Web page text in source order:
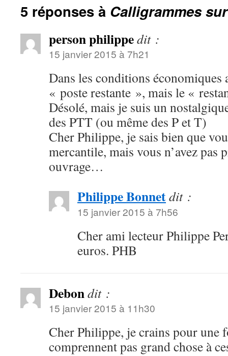
5 réponses à Calligrammes
person philippedit :
15 janvier 2015 à 7h21
Dans les conditions économiques
« poste restante », mais le «
Désolé, mais je suis un
des PTT (ou même des P et T)
Cher Philippe, je sais bien que
mercantile, mais vous n’avez pas
ouvrage…
Philippe Bonnetdit :
15 janvier 2015 à 7h56
Cher ami lecteur Philippe
euros. PHB
Debondit :
15 janvier 2015 à 11h30
Cher Philippe, je crains pour une
comprennent pas grand chose à